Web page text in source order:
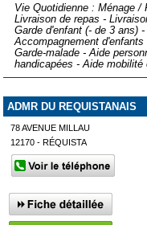
Vie Quotidienne : Ménage
Livraison de repas -
Garde d'enfant (- de 3 ans)
Accompagnement
Garde-malade - Aide
handicapées - Aide mobilité
ADMR DU REQUISTANAIS
78 AVENUE MILLAU
12170 - RÉQUISTA